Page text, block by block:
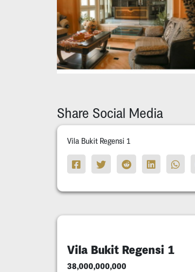
Share Social Media
Vila Bukit Regensi 1
Vila Bukit Regensi 1
38,000,000,000